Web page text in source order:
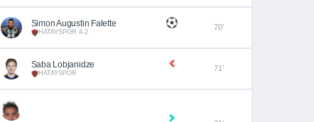
Simon Augustin Falette
HATAYSPOR 4-2
70’
Saba Lobjanidze
HATAYSPOR
71’